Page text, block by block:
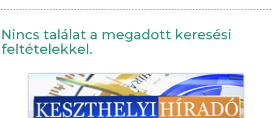
Nincs találat a megadott keresési
feltételekkel.